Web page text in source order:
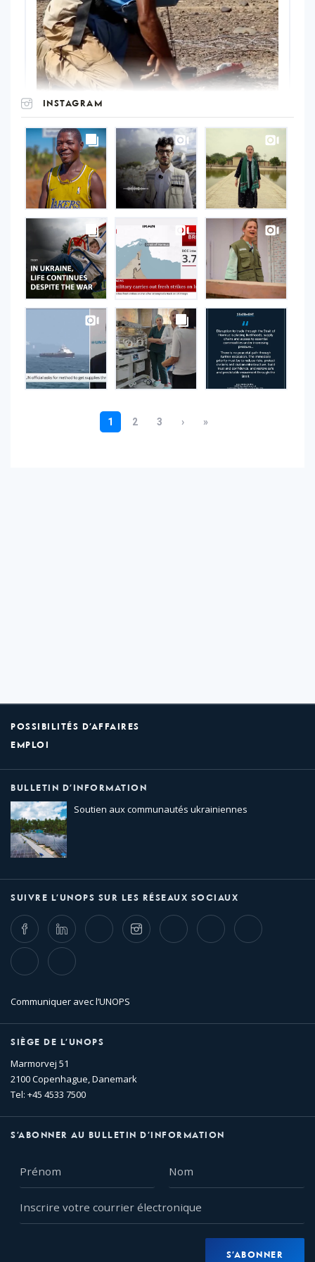
INSTAGRAM
UNOPS
on
Instagram
POSSIBILITÉS D’AFFAIRES
EMPLOI
BULLETIN D’INFORMATION
Soutien aux communautés ukrainiennes
SUIVRE L’UNOPS SUR LES RÉSEAUX SOCIAUX
FacebookLinkedIn Twitter InstagramWhatsappBluesky Threads
TikTok Flickr
Communiquer avec l’UNOPS
SIÈGE DE L’UNOPS
Marmorvej 51
2100 Copenhague, Danemark
Tel: +45 4533 7500
S’ABONNER AU BULLETIN D’INFORMATION
votre
S’ABONNER